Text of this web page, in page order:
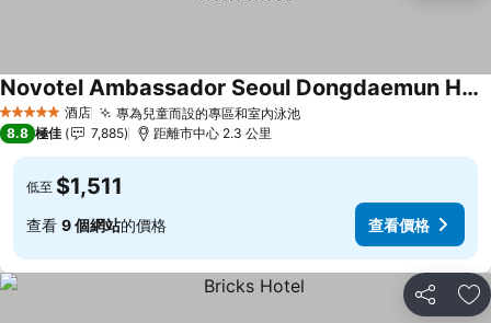
5 星級 酒店 專為兒童而設的專區和室內泳池
Novotel Ambassador Seoul Dongdaemun Hotels & Residences
8.8 極佳 7,885 距離市中心 2.3 公里
低至 $1,511
查看 9 個網站的價格 查看價格
分享 放